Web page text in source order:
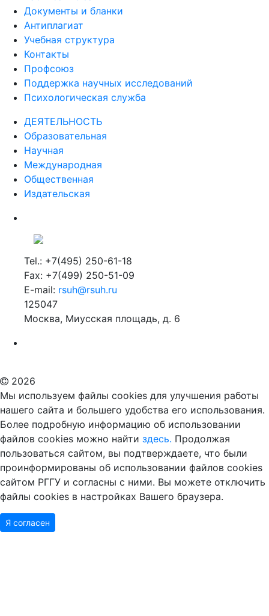
Документы и бланки
Антиплагиат
Учебная структура
Контакты
Профсоюз
Поддержка научных исследований
Психологическая служба
ДЕЯТЕЛЬНОСТЬ
Образовательная
Научная
Международная
Общественная
Издательская
Tel.: +7(495) 250-61-18
Fax: +7(499) 250-51-09
E-mail: rsuh@rsuh.ru
125047
Москва, Миусская площадь, д. 6
2026
Мы используем файлы cookies для улучшения работы
нашего сайта и большего удобства его использования.
Более подробную информацию об использовании
файлов cookies можно найти здесь. Продолжая
пользоваться сайтом, вы подтверждаете, что были
проинформированы об использовании файлов cookies
сайтом РГГУ и согласны с ними. Вы можете отключить
файлы cookies в настройках Вашего браузера.
Я согласен